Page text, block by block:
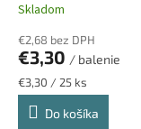
Skladom
€2,68 bez DPH
€3,30 / balenie
Jednotková
cena:
€3,30 / 25 ks
Do košíka